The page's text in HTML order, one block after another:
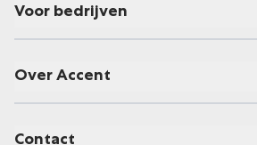
Voor bedrijven
Over Accent
Contact